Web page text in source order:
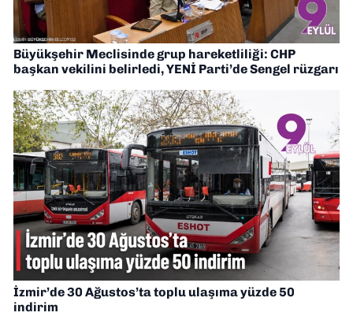
Büyükşehir Meclisinde grup hareketliliği: CHP
başkan vekilini belirledi, YENİ Parti’de Sengel rüzgarı
İzmir’de 30 Ağustos’ta toplu ulaşıma yüzde 50
indirim